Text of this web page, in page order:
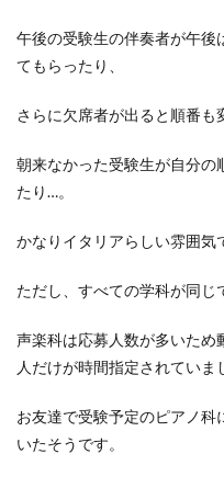
午後の受験生の伴奏者が午後
てもらったり、
さらに欠席者が出ると順番も
朝来なかった受験生が自分の
たり…。
かなりイタリアらしい雰囲気
ただし、すべての学科が同じ
声楽科は応募人数が多いため
人だけが時間指定されていま
お友達で受験予定のピアノ
いたそうです。